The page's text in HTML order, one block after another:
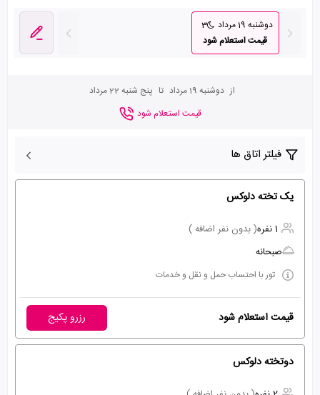
دوشنبه 19 مرداد
3
قیمت استعلام شود
از دوشنبه 19 مرداد تا پنج شنبه 22 مرداد
قیمت استعلام شود
فیلتر اتاق ها
یک تخته دلوکس
1 نفره
( بدون نفر اضافه )
صبحانه
تور با احتساب حمل و نقل و خدمات
قیمت استعلام شود رزرو پکیج
دوتخته دلوکس